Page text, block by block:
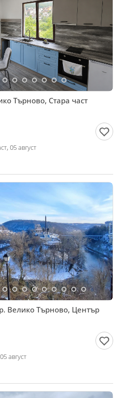
Търново, Стара част
05 август
Велико Търново, Център
август